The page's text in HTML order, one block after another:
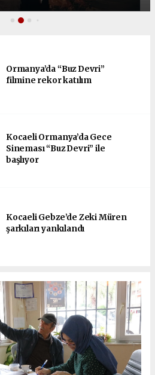
Ormanya’da “Buz Devri”
filmine rekor katılım
Kocaeli Ormanya’da Gece
Sineması “Buz Devri” ile
başlıyor
Kocaeli Gebze’de Zeki Müren
şarkıları yankılandı